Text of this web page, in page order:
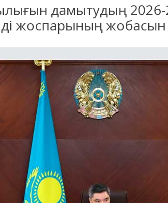
дамытудың
жоспарының